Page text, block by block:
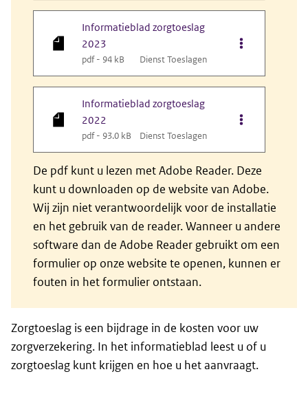
Informatieblad zorgtoeslag
2023
pdf - 94 kB Dienst Toeslagen
Opties van
Informatieblad zorgtoeslag
2022
pdf - 93.0 kB Dienst Toeslagen
Opties van
De pdf kunt u lezen met Adobe Reader. Deze
kunt u downloaden op de website van Adobe.
Wij zijn niet verantwoordelijk voor de installatie
en het gebruik van de reader. Wanneer u andere
software dan de Adobe Reader gebruikt om een
formulier op onze website te openen, kunnen er
fouten in het formulier ontstaan.
Zorgtoeslag is een bijdrage in de kosten voor uw
zorgverzekering. In het informatieblad leest u of u
zorgtoeslag kunt krijgen en hoe u het aanvraagt.